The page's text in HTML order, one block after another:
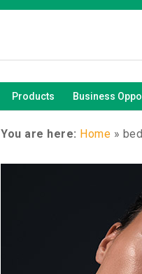
Products Business
You are here: Home »